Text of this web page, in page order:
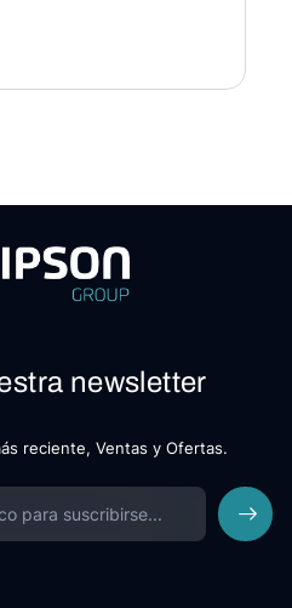
newsletter
reciente, Ventas y Ofertas.